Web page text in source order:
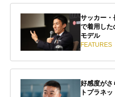
サッカー・
で着用した
モデル
FEATURES
好感度が
トプラネ